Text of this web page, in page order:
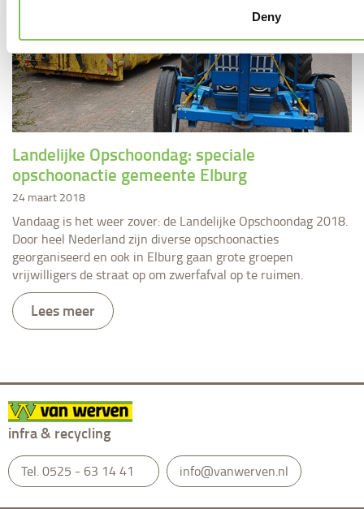
Deny
Landelijke Opschoondag: speciale
opschoonactie gemeente Elburg
24 maart 2018
Vandaag is het weer zover: de Landelijke Opschoondag 2018.
Door heel Nederland zijn diverse opschoonacties
georganiseerd en ook in Elburg gaan grote groepen
vrijwilligers de straat op om zwerfafval op te ruimen.
Lees meer
infra & recycling
Tel.0525 - 63 14 41 info@vanwerven.nl